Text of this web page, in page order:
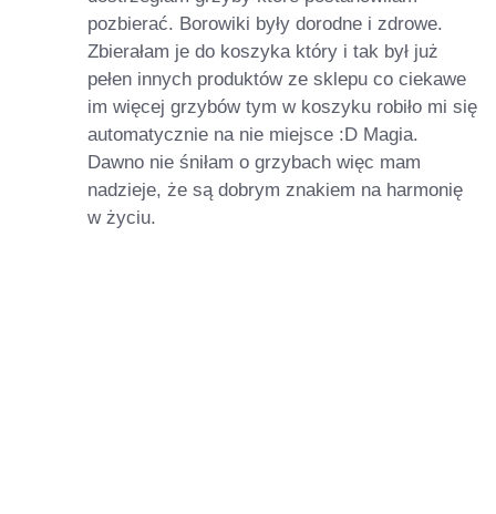
pozbierać. Borowiki były dorodne i zdrowe.
Zbierałam je do koszyka który i tak był już
pełen innych produktów ze sklepu co ciekawe
im więcej grzybów tym w koszyku robiło mi się
automatycznie na nie miejsce :D Magia.
Dawno nie śniłam o grzybach więc mam
nadzieje, że są dobrym znakiem na harmonię
w życiu.